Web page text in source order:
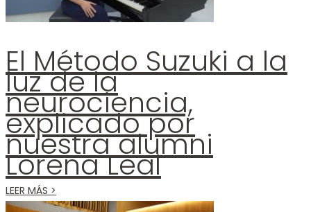
El Método Suzuki a la
luz de la
neurociencia,
explicado por
nuestra alumni
Lorena Leal
LEER MÁS >